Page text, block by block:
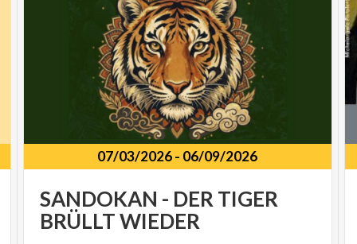
07/03/2026- 06/09/2026
SANDOKAN - DER TIGER
BRÜLLTWIEDER